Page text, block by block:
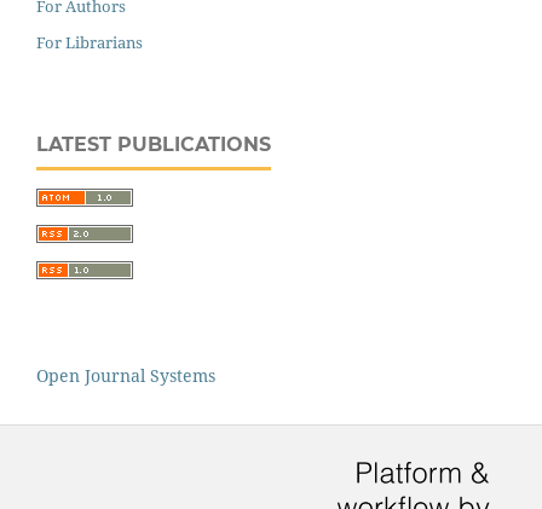
For Authors
For Librarians
LATEST PUBLICATIONS
Open Journal Systems